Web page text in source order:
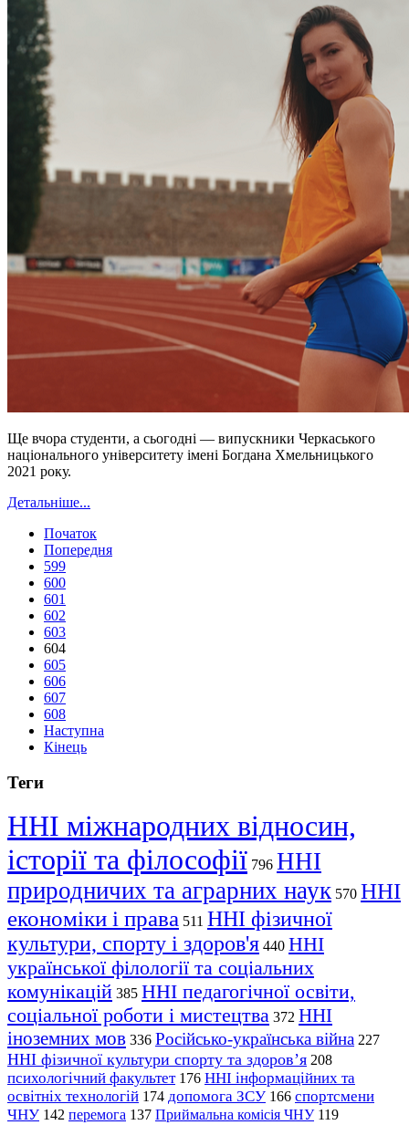
Ще вчора студенти, а сьогодні — випускники Черкаського
національного університету імені Богдана Хмельницького
2021 року.
Детальніше...
Початок
Попередня
599
600
601
602
603
604
605
606
607
608
Наступна
Кінець
Теги
ННІ міжнародних відносин,
історії та філософії 796 ННІ
природничих та аграрних наук 570 ННІ
економіки і права 511 ННІ фізичної
культури, спорту і здоров'я 440 ННІ
української філології та соціальних
комунікацій 385 ННІ педагогічної освіти,
соціальної роботи і мистецтва 372 ННІ
іноземних мов 336 Російсько-українська війна 227
ННІ фізичної культури спорту та здоров’я 208
психологічний факультет 176 ННІ інформаційних та
освітніх технологій 174 допомога ЗСУ 166 спортсмени
ЧНУ 142 перемога 137 Приймальна комісія ЧНУ 119